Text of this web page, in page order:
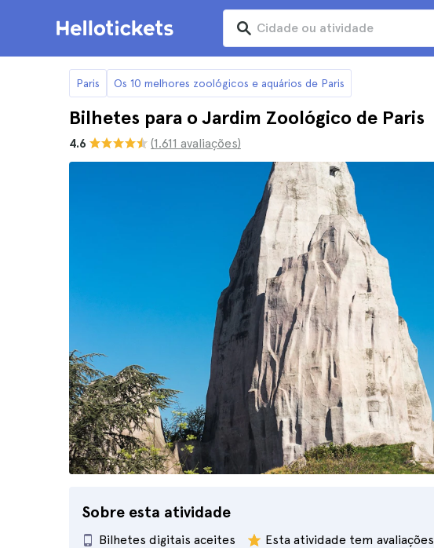
Paris Os 10 melhores zoológicos e aquários de Paris
Bilhetes para o Jardim Zoológico de Paris
4.6 (1.611 avaliações)
Sobre esta atividade
Bilhetes digitais aceites
Esta atividade tem avaliações